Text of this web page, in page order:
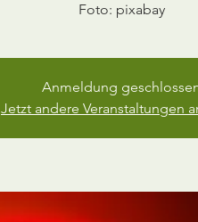
Foto: pixabay
Anmeldung
Jetzt andere Veranstaltungen